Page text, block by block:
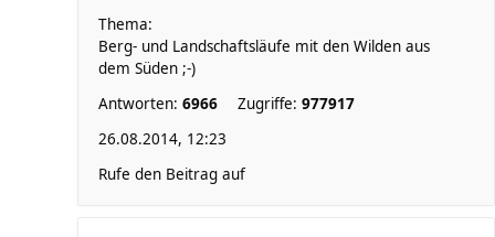
Thema:
Berg- und Landschaftsläufe mit den Wilden aus
dem Süden ;-)
Antworten: 6966 Zugriffe: 977917
26.08.2014, 12:23
Rufe den Beitrag auf